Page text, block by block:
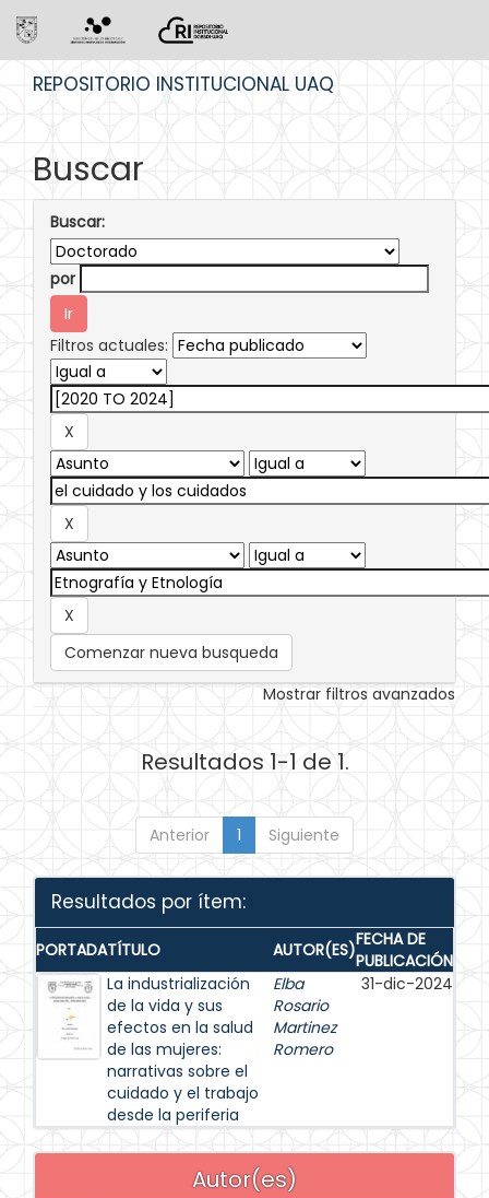
REPOSITORIO INSTITUCIONAL UAQ
Buscar
Buscar:
por
Filtros actuales:
Comenzar nueva busqueda
Mostrar filtros avanzados
Resultados 1-1 de 1.
Anterior 1 Siguiente
Resultados por ítem:
PORTADATÍTULO AUTOR(ES)FECHA DE
PUBLICACIÓN
La industrialización
de la vida y sus
efectos en la salud
de las mujeres:
narrativas sobre el
cuidado y el trabajo
desde la periferia
Elba
Rosario
Martinez
Romero
31-dic-2024
Autor(es)